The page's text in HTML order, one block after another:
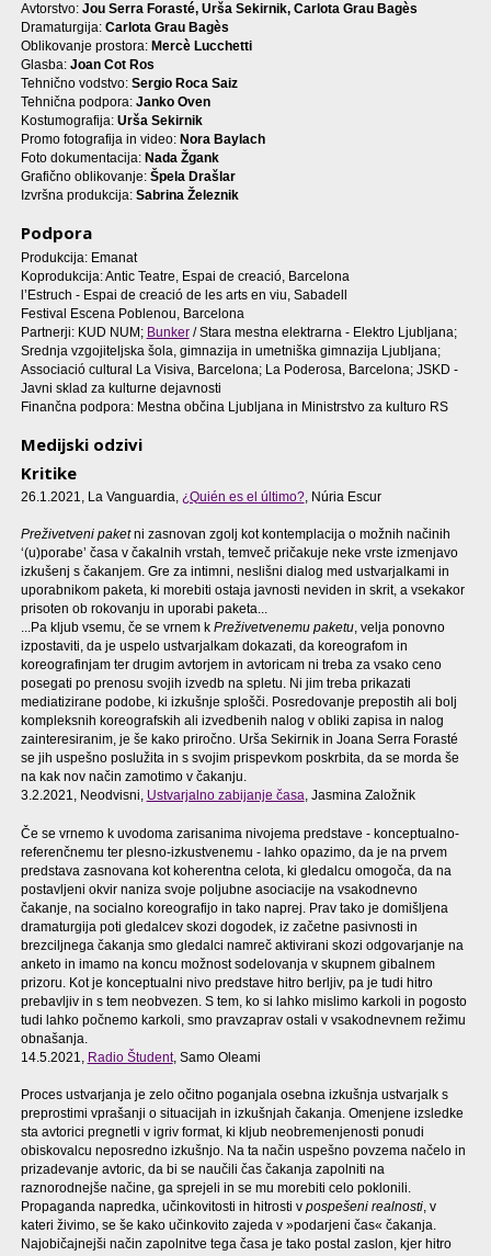
Avtorstvo: Jou Serra Forasté, Urša Sekirnik, Carlota Grau Bagès
Dramaturgija: Carlota Grau Bagès
Oblikovanje prostora: Mercè Lucchetti
Glasba: Joan Cot Ros
Tehnično vodstvo: Sergio Roca Saiz
Tehnična podpora: Janko Oven
Kostumografija: Urša Sekirnik
Promo fotografija in video: Nora Baylach
Foto dokumentacija: Nada Žgank
Grafično oblikovanje: Špela Drašlar
Izvršna produkcija: Sabrina Železnik
Podpora
Produkcija: Emanat
Koprodukcija: Antic Teatre, Espai de creació, Barcelona
l’Estruch - Espai de creació de les arts en viu, Sabadell
Festival Escena Poblenou, Barcelona
Partnerji: KUD NUM; Bunker/ Stara mestna elektrarna - Elektro Ljubljana;
Srednja vzgojiteljska šola, gimnazija in umetniška gimnazija Ljubljana;
Associació cultural La Visiva, Barcelona; La Poderosa, Barcelona; JSKD -
Javni sklad za kulturne dejavnosti
Finančna podpora: Mestna občina Ljubljana in Ministrstvo za kulturo RS
Medijski odzivi
Kritike
26.1.2021, La Vanguardia, ¿Quién es el último?, Núria Escur
Preživetveni paketni zasnovan zgolj kot kontemplacija o možnih načinih
‘(u)porabe’ časa v čakalnih vrstah, temveč pričakuje neke vrste izmenjavo
izkušenj s čakanjem. Gre za intimni, neslišni dialog med ustvarjalkami in
uporabnikom paketa, ki morebiti ostaja javnosti neviden in skrit, a vsekakor
prisoten ob rokovanju in uporabi paketa...
...Pa kljub vsemu, če se vrnem k Preživetvenemu paketu, velja ponovno
izpostaviti, da je uspelo ustvarjalkam dokazati, da koreografom in
koreografinjam ter drugim avtorjem in avtoricam ni treba za vsako ceno
posegati po prenosu svojih izvedb na spletu. Ni jim treba prikazati
mediatizirane podobe, ki izkušnje splošči. Posredovanje prepostih ali bolj
kompleksnih koreografskih ali izvedbenih nalog v obliki zapisa in nalog
zainteresiranim, je še kako priročno. Urša Sekirnik in Joana Serra Forasté
se jih uspešno poslužita in s svojim prispevkom poskrbita, da se morda še
na kak nov način zamotimo v čakanju.
3.2.2021, Neodvisni, Ustvarjalno zabijanje časa, Jasmina Založnik
Če se vrnemo k uvodoma zarisanima nivojema predstave - konceptualno-
referenčnemu ter plesno-izkustvenemu - lahko opazimo, da je na prvem
predstava zasnovana kot koherentna celota, ki gledalcu omogoča, da na
postavljeni okvir naniza svoje poljubne asociacije na vsakodnevno
čakanje, na socialno koreografijo in tako naprej. Prav tako je domišljena
dramaturgija poti gledalcev skozi dogodek, iz začetne pasivnosti in
brezciljnega čakanja smo gledalci namreč aktivirani skozi odgovarjanje na
anketo in imamo na koncu možnost sodelovanja v skupnem gibalnem
prizoru. Kot je konceptualni nivo predstave hitro berljiv, pa je tudi hitro
prebavljiv in s tem neobvezen. S tem, ko si lahko mislimo karkoli in pogosto
tudi lahko počnemo karkoli, smo pravzaprav ostali v vsakodnevnem režimu
obnašanja.
14.5.2021,
Radio Študent, Samo Oleami
Proces ustvarjanja je zelo očitno poganjala osebna izkušnja ustvarjalk s
preprostimi vprašanji o situacijah in izkušnjah čakanja. Omenjene izsledke
sta avtorici pregnetli v igriv format, ki kljub neobremenjenosti ponudi
obiskovalcu neposredno izkušnjo. Na ta način uspešno povzema načelo in
prizadevanje avtoric, da bi se naučili čas čakanja zapolniti na
raznorodnejše načine, ga sprejeli in se mu morebiti celo poklonili.
Propaganda napredka, učinkovitosti in hitrosti v pospešeni realnosti, v
kateri živimo, se še kako učinkovito zajeda v »podarjeni čas« čakanja.
Najobičajnejši način zapolnitve tega časa je tako postal zaslon, kjer hitro